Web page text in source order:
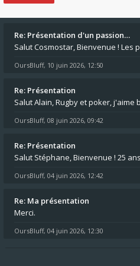
Re: Présentation d'un passion…
OursBluff, 10 juin 2026, 12:50
Re: Présentation
OursBluff, 08 juin 2026, 09:42
Re: Présentation
OursBluff, 04 juin 2026, 12:42
Re: Ma présentation
Merci.
OursBluff, 04 juin 2026, 12:30